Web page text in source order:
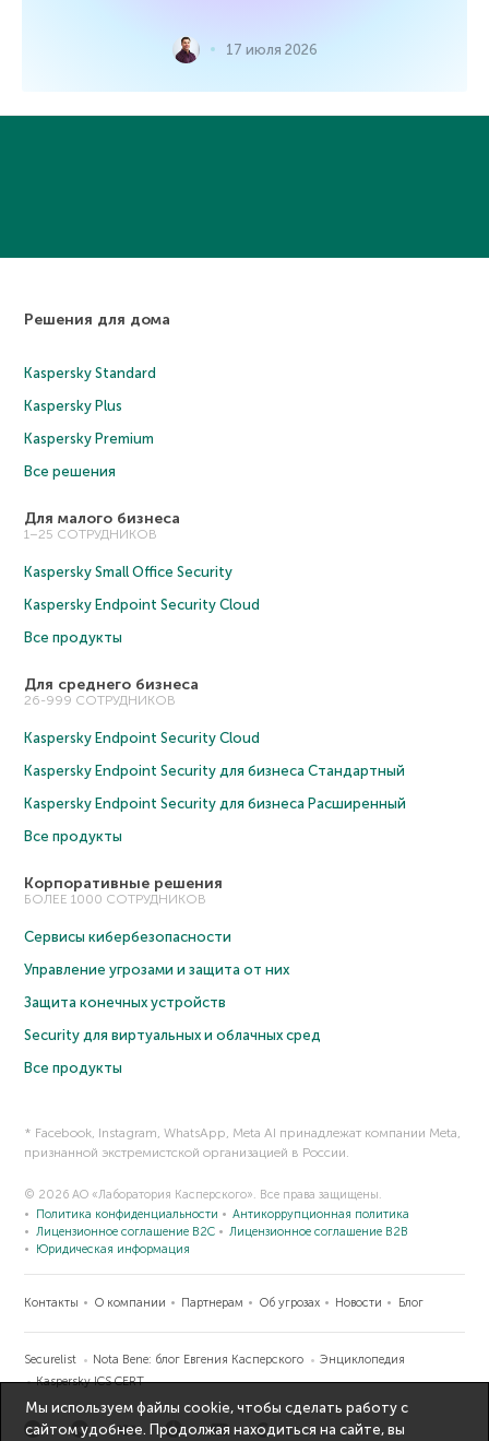
17 июля 2026
Решения для дома
Kaspersky Standard
Kaspersky Plus
Kaspersky Premium
Все решения
Для малого бизнеса
1–25 СОТРУДНИКОВ
Kaspersky Small Office Security
Kaspersky Endpoint Security Cloud
Все продукты
Для среднего бизнеса
26-999 СОТРУДНИКОВ
Kaspersky Endpoint Security Cloud
Kaspersky Endpoint Security для бизнеса Cтандартный
Kaspersky Endpoint Security для бизнеса Расширенный
Все продукты
Корпоративные решения
БОЛЕЕ 1000 СОТРУДНИКОВ
Сервисы кибербезопасности
Управление угрозами и защита от них
Защита конечных устройств
Security для виртуальных и облачных сред
Все продукты
* Facebook, Instagram, WhatsApp, Meta AI принадлежат компании Meta,
признанной экстремистской организацией в России.
© 2026 АО «Лаборатория Касперского». Все права защищены.
Политика конфиденциальности
Антикоррупционная политика
Лицензионное соглашение B2C
Лицензионное соглашение B2B
Юридическая информация
Контакты О компании Партнерам Об угрозах Новости Блог
Securelist Nota Bene: блог Евгения Касперского
Энциклопедия
Kaspersky ICS CERT
Мы используем файлы cookie, чтобы сделать работу с
сайтом удобнее. Продолжая находиться на сайте, вы